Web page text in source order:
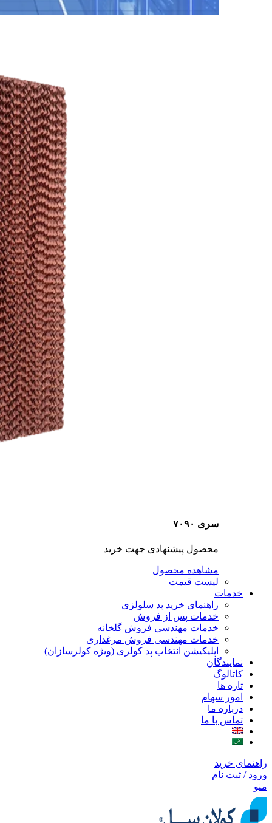
سری ۷۰۹۰
محصول پیشنهادی جهت خرید
مشاهده محصول
لیست قیمت
خدمات
راهنمای خرید پد سلولزی
خدمات پس از فروش
خدمات مهندسی فروش گلخانه
خدمات مهندسی فروش مرغداری
اپلیکیشن انتخاب پد کولری (ویژه کولرسازان)
نمایندگان
کاتالوگ
تازه ها
امور سهام
درباره ما
تماس با ما
راهنمای خرید
ورود / ثبت نام
منو